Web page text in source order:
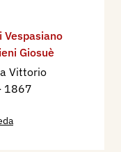
Vespasiano
Giosuè
Vittorio
1867